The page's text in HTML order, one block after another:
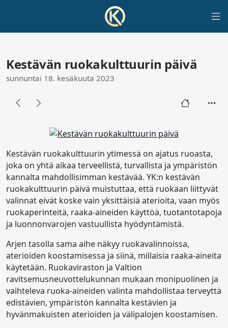
Kestävän ruokakulttuurin päivä
sunnuntai 18. kesäkuuta 2023
Kestävän ruokakulttuurin ytimessä on ajatus ruoasta,
joka on yhtä aikaa terveellistä, turvallista ja ympäristön
kannalta mahdollisimman kestävää. YK:n kestävän
ruokakulttuurin päivä muistuttaa, että ruokaan liittyvät
valinnat eivät koske vain yksittäisiä aterioita, vaan myös
ruokaperinteitä, raaka-aineiden käyttöä, tuotantotapoja
ja luonnonvarojen vastuullista hyödyntämistä.
Arjen tasolla sama aihe näkyy ruokavalinnoissa,
aterioiden koostamisessa ja siinä, millaisia raaka-aineita
käytetään. Ruokaviraston ja Valtion
ravitsemusneuvottelukunnan mukaan monipuolinen ja
vaihteleva ruoka-aineiden valinta mahdollistaa terveyttä
edistävien, ympäristön kannalta kestävien ja
hyvänmakuisten aterioiden ja välipalojen koostamisen.